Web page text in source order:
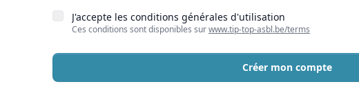
J'accepte les conditions générales d'utilisation
Ces conditions sont disponibles surwww.tip-top-asbl.be/terms
Créer mon compte